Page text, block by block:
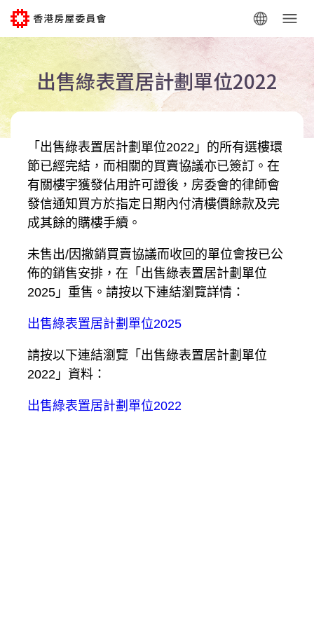
跳到主要内容
出售綠表置居計劃單位2022
「出售綠表置居計劃單位2022」的所有選樓環
節已經完結，而相關的買賣協議亦已簽訂。在
有關樓宇獲發佔用許可證後，房委會的律師會
發信通知買方於指定日期內付清樓價餘款及完
成其餘的購樓手續。
未售出/因撤銷買賣協議而收回的單位會按已公
佈的銷售安排，在「出售綠表置居計劃單位
2025」重售。請按以下連結瀏覽詳情：
出售綠表置居計劃單位2025
請按以下連結瀏覽「出售綠表置居計劃單位
2022」資料：
出售綠表置居計劃單位2022